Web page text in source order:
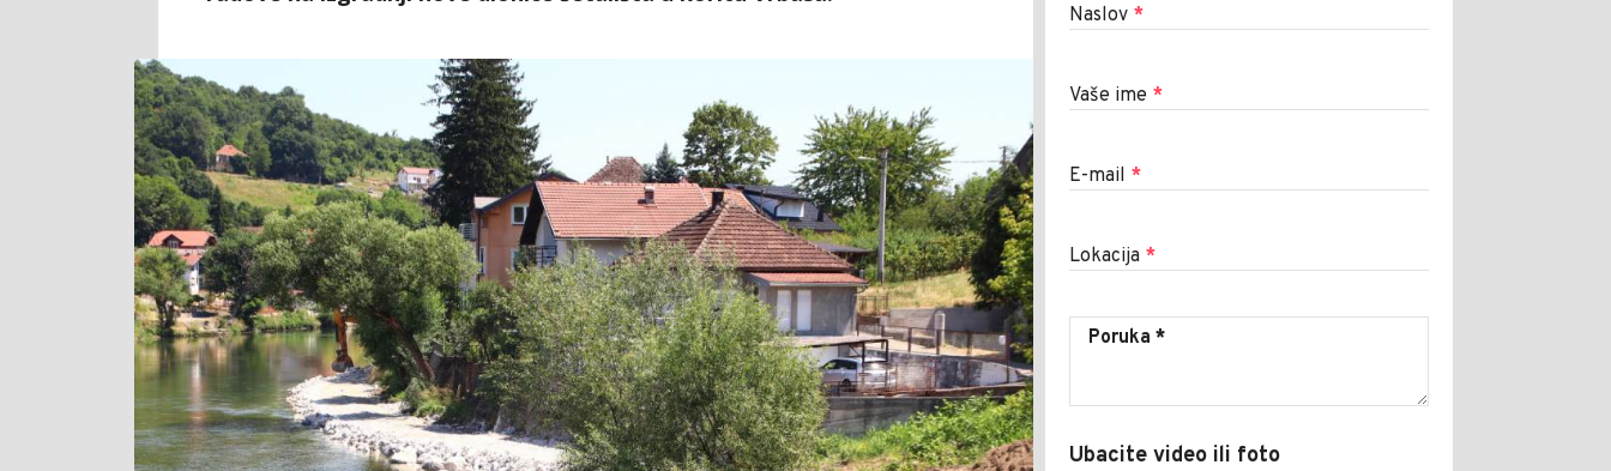
Naslov *
Vaše ime *
E-mail *
Lokacija *
Ubacite video ili foto